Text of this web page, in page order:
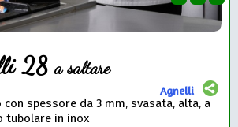
28a saltare
Agnelli
spessore da 3 mm, svasata, alta, a
tubolare in inox